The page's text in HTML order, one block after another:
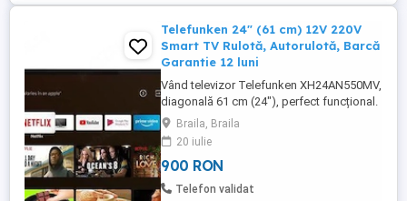
Telefunken 24" (61 cm) 12V 220V
Smart TV Rulotă, Autorulotă, Barcă
Garantie 12 luni
Vând televizor Telefunken XH24AN550MV,
diagonală 61 cm (24"), perfect funcțional.
Smart TV Diagonală 61 cm (24")
Alimentare directă 12V DC ideal pentru
rulotă, autorulotă, barcă sau camping
Compatibil și cu alimentare 220V prin
adaptor corespunzător Triple Tuner DVB-
Braila, Braila
20 iulie
900 RON
Telefon validat